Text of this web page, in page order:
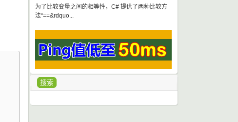
为了比较变量之间的相等性，C# 提供了两种比较方
法“==&rdquo...
搜索